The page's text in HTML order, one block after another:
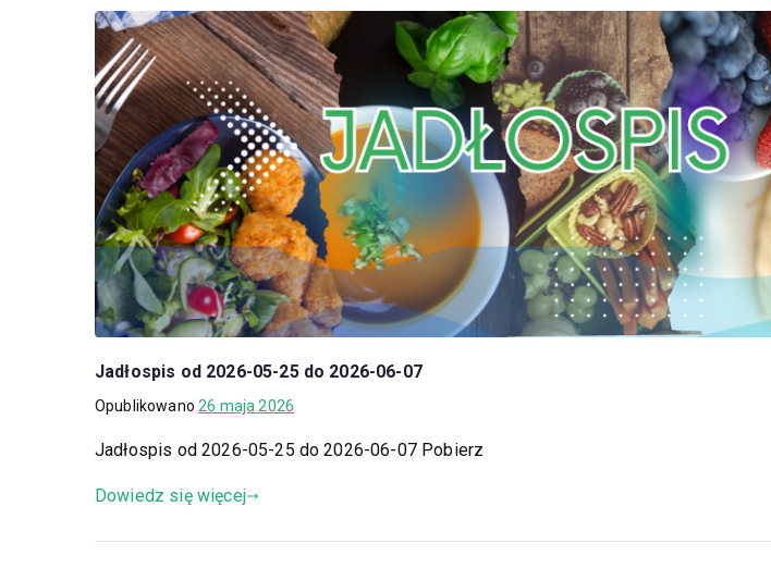
Jadłospis od 2026-05-25 do 2026-06-07
Opublikowano26 maja 2026
Jadłospis od 2026-05-25 do 2026-06-07 Pobierz
Dowiedz się więcej